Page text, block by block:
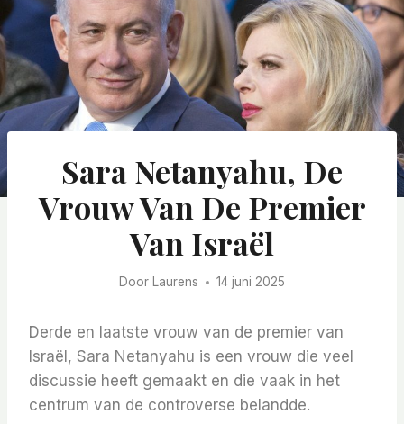
Sara Netanyahu, De
Vrouw Van De Premier
Van Israël
Door Laurens 14 juni 2025
Derde en laatste vrouw van de premier van
Israël, Sara Netanyahu is een vrouw die veel
discussie heeft gemaakt en die vaak in het
centrum van de controverse belandde.